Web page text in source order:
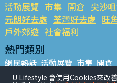
活動展覽 市集 開倉 尖沙
元朗好去處 荃灣好去處 旺
戶外郊遊 社會福利
熱門類別
網民熱話 活動展覽 市集 開倉
銅鑼灣好去處 元朗好去處 荃
U Lifestyle 會使用Cookies來改